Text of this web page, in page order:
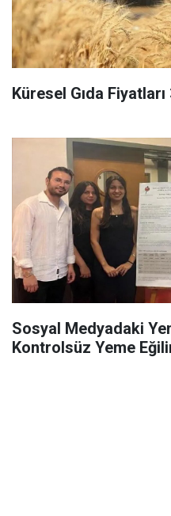
Küresel Gıda
Sosyal Medyadaki
Kontrolsüz Yeme